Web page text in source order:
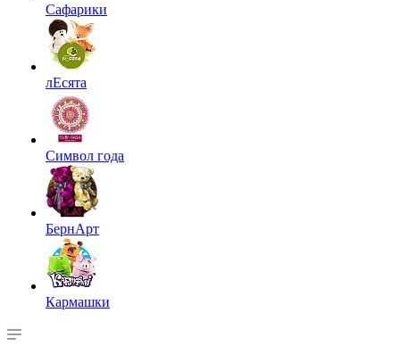
Сафарики
лЕсята
Символ года
БернАрт
Кармашки